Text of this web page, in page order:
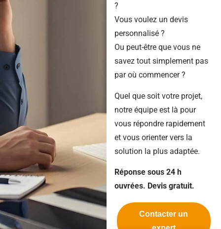
?
Vous voulez un devis
personnalisé ?
Ou peut-être que vous ne
savez tout simplement pas
par où commencer ?
Quel que soit votre projet,
notre équipe est là pour
vous répondre rapidement
et vous orienter vers la
solution la plus adaptée.
Réponse sous 24 h
ouvrées. Devis gratuit.
Contacter un